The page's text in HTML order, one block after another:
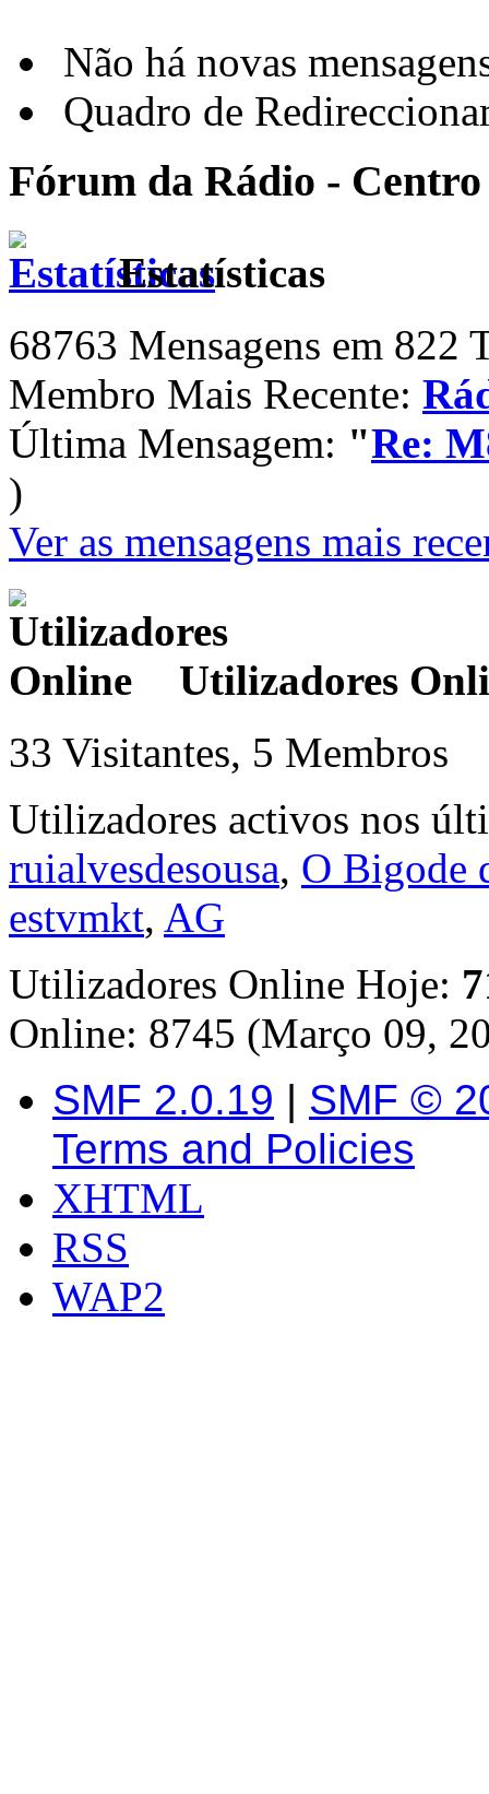
Não há novas
Quadro de
Fórum da Rádio -
Estatísticas
68763 Mensagens em 822
Membro Mais Recente:
Última Mensagem: "Re:
)
Ver as mensagens mais
Utilizadores
33 Visitantes, 5 Membros
Utilizadores activos nos
ruialvesdesousa, O Bigode
estvmkt, AG
Utilizadores Online Hoje:
Online: 8745 (Março 09,
SMF 2.0.19 | SMF ©
Terms and Policies
XHTML
RSS
WAP2